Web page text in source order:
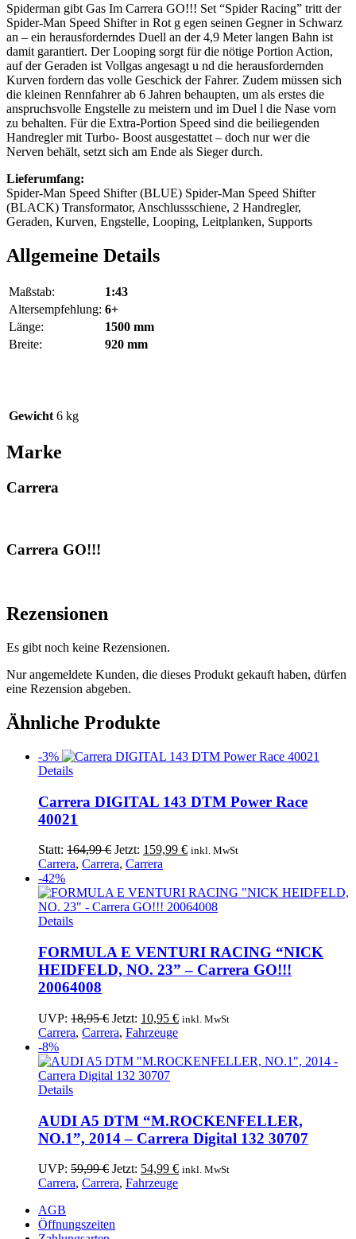
Spiderman gibt Gas Im Carrera GO!!! Set “Spider Racing” tritt der
Spider-Man Speed Shifter in Rot g egen seinen Gegner in Schwarz
an – ein herausforderndes Duell an der 4,9 Meter langen Bahn ist
damit garantiert. Der Looping sorgt für die nötige Portion Action,
auf der Geraden ist Vollgas angesagt u nd die herausfordernden
Kurven fordern das volle Geschick der Fahrer. Zudem müssen sich
die kleinen Rennfahrer ab 6 Jahren behaupten, um als erstes die
anspruchsvolle Engstelle zu meistern und im Duel l die Nase vorn
zu behalten. Für die Extra-Portion Speed sind die beiliegenden
Handregler mit Turbo- Boost ausgestattet – doch nur wer die
Nerven behält, setzt sich am Ende als Sieger durch.
Lieferumfang:
Spider-Man Speed Shifter (BLUE) Spider-Man Speed Shifter
(BLACK) Transformator, Anschlussschiene, 2 Handregler,
Geraden, Kurven, Engstelle, Looping, Leitplanken, Supports
Allgemeine Details
Maßstab:
1:43
Altersempfehlung: 6+
Länge:
1500 mm
Breite:
920 mm
Gewicht 6 kg
Marke
Carrera
Carrera GO!!!
Rezensionen
Es gibt noch keine Rezensionen.
Nur angemeldete Kunden, die dieses Produkt gekauft haben, dürfen
eine Rezension abgeben.
Ähnliche Produkte
-3%
Details
Carrera DIGITAL 143 DTM Power Race
40021
Statt: 164,99€ Ursprünglicher
Preis
164,99 €
Jetzt: 159,99 €Aktueller
159,99 €.
inkl. MwSt
Carrera, Carrera, Carrera
-42%
Details
FORMULA E VENTURI RACING “NICK
HEIDFELD, NO. 23” – Carrera GO!!!
20064008
UVP: 18,95€ Ursprünglicher
Preis
18,95 €
Jetzt: 10,95 €Aktueller
10,95 €.
inkl. MwSt
Carrera, Carrera, Fahrzeuge
-8%
Details
AUDI A5 DTM “M.ROCKENFELLER,
NO.1”, 2014 – Carrera Digital 132 30707
UVP: 59,99€ Ursprünglicher
Preis
Jetzt: 54,99 €Aktueller
inkl. MwSt
Carrera, Carrera, Fahrzeuge
AGB
Öffnungszeiten